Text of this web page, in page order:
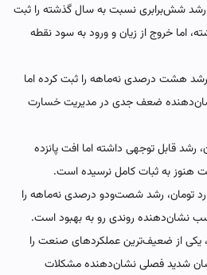
تومان، رشد شش‌برابری نسبت به سال گذشته را ثبت
اما خروج از زیان و ورود به سود نقطه
تومان، رشد هشت درصدی نه‌ماهه را ثبت کرده اما
ضعف جدی در مدیریت خسارت
تومان، رشد قابل توجهی داشته اما افت پانزده
هنوز به ثبات کامل نرسیده است.
و ۸۷۸ میلیارد تومان، رشد شصت‌ودو درصدی نه‌ماهه را
نشان‌دهنده روندی رو به بهبود است.
تومان، یکی از ضعیف‌ترین عملکردهای صنعت را
شدید فصلی نشان‌دهنده مشکلات